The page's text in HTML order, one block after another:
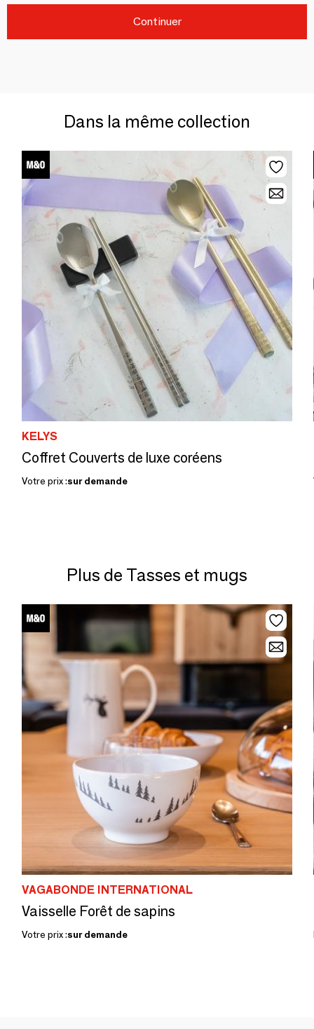
Continuer
Dans la même collection
KELYS
Coffret Couverts de luxe coréens
Votre prix :sur demande
Plus de Tasses et mugs
VAGABONDE INTERNATIONAL
Vaisselle Forêt de sapins
Votre prix :sur demande